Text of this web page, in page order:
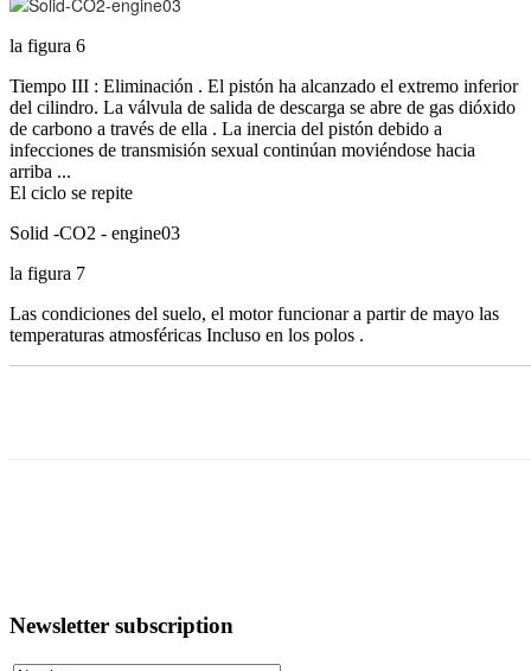
la figura 6
Tiempo III : Eliminación . El pistón ha alcanzado el extremo inferior
del cilindro. La válvula de salida de descarga se abre de gas dióxido
de carbono a través de ella . La inercia del pistón debido a
infecciones de transmisión sexual continúan moviéndose hacia
arriba ...
El ciclo se repite
Solid -CO2 - engine03
la figura 7
Las condiciones del suelo, el motor funcionar a partir de mayo las
temperaturas atmosféricas Incluso en los polos .
Newsletter subscription